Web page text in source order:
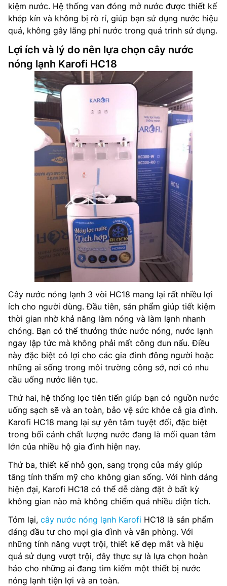
kiệm nước. Hệ thống van đóng mở nước được thiết kế
khép kín và không bị rò rỉ, giúp bạn sử dụng nước hiệu
quả, không gây lãng phí nước trong quá trình sử dụng.
Lợi ích và lý do nên lựa chọn cây nước
nóng lạnh Karofi HC18
Cây nước nóng lạnh 3 vòi HC18 mang lại rất nhiều lợi
ích cho người dùng. Đầu tiên, sản phẩm giúp tiết kiệm
thời gian nhờ khả năng làm nóng và làm lạnh nhanh
chóng. Bạn có thể thưởng thức nước nóng, nước lạnh
ngay lập tức mà không phải mất công đun nấu. Điều
này đặc biệt có lợi cho các gia đình đông người hoặc
những ai sống trong môi trường công sở, nơi có nhu
cầu uống nước liên tục.
Thứ hai, hệ thống lọc tiên tiến giúp bạn có nguồn nước
uống sạch sẽ và an toàn, bảo vệ sức khỏe cả gia đình.
Karofi HC18 mang lại sự yên tâm tuyệt đối, đặc biệt
trong bối cảnh chất lượng nước đang là mối quan tâm
lớn của nhiều hộ gia đình hiện nay.
Thứ ba, thiết kế nhỏ gọn, sang trọng của máy giúp
tăng tính thẩm mỹ cho không gian sống. Với hình dáng
hiện đại, Karofi HC18 có thể dễ dàng đặt ở bất kỳ
không gian nào mà không chiếm quá nhiều diện tích.
Tóm lại, cây nước nóng lạnh Karofi HC18 là sản phẩm
đáng đầu tư cho mọi gia đình và văn phòng. Với
những tính năng vượt trội, thiết kế đẹp mắt và hiệu
quả sử dụng vượt trội, đây thực sự là lựa chọn hoàn
hảo cho những ai đang tìm kiếm một thiết bị nước
nóng lạnh tiện lợi và an toàn.